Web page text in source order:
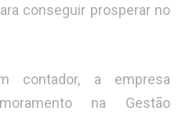
conseguir prosperar no
contador, a empresa
na Gestão